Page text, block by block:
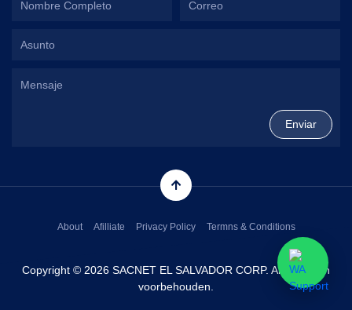
Copyright © 2026 SACNET EL SALVADOR CORP. Alle rechten
voorbehouden.
About Afilliate Privacy Policy Termns & Conditions